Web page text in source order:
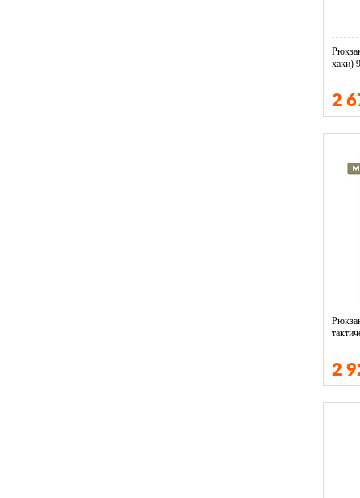
хаки)
2
2